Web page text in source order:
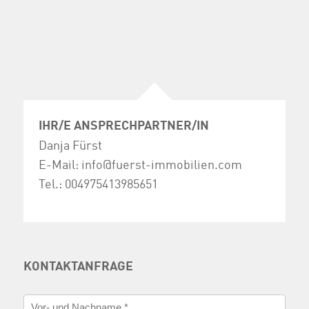
IHR/E ANSPRECHPARTNER/IN
Danja Fürst
E-Mail: info@fuerst-immobilien.com
Tel.: 004975413985651
KONTAKTANFRAGE